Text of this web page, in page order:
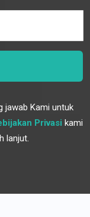
jawab Kami untuk
Privasi kami
lanjut.